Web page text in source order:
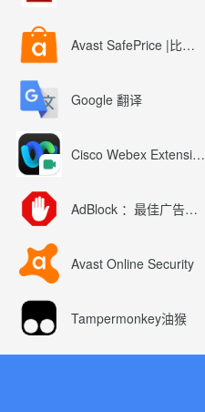
Avast SafePrice |比较、交易、优惠券
Google 翻译
Cisco Webex Extension
AdBlock ：最佳广告拦截工具
Avast Online Security
Tampermonkey油猴